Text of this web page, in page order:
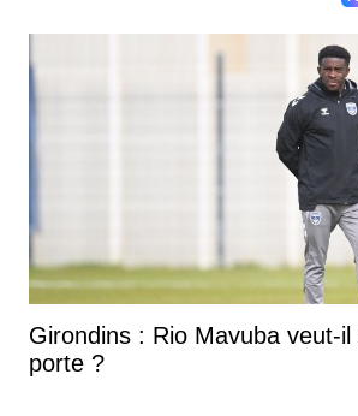
Girondins : Rio Mavuba veut-il
porte ?